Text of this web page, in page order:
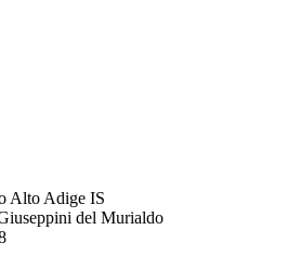
Alto Adige IS
del Murialdo